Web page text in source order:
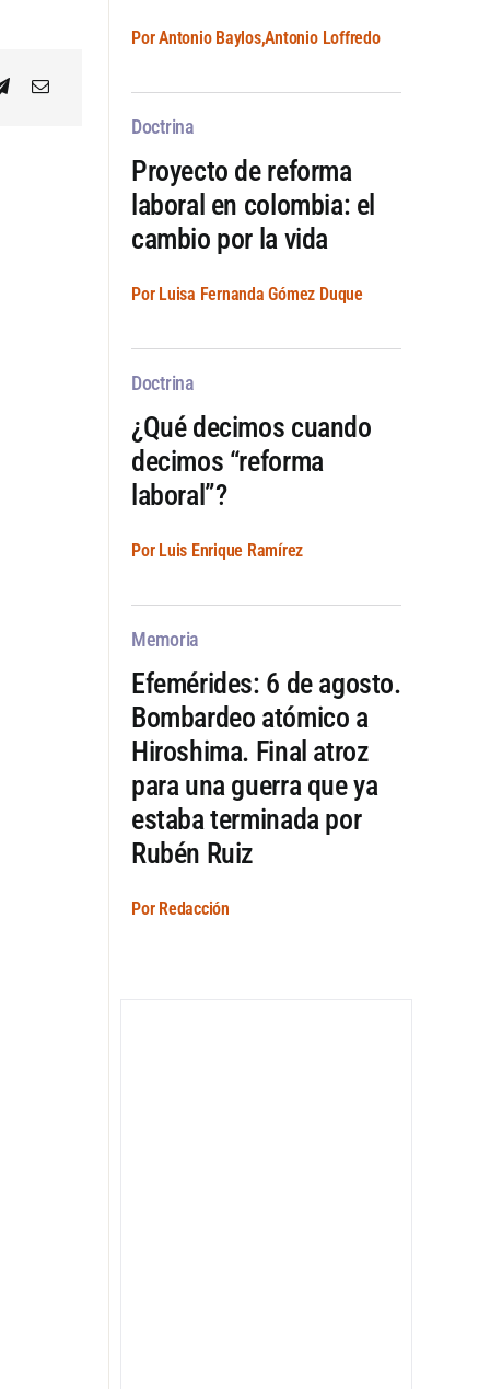
Por Antonio Baylos,Antonio Loffredo
Doctrina
Proyecto de reforma
laboral en colombia: el
cambio por la vida
Por Luisa Fernanda Gómez Duque
Doctrina
¿Qué decimos cuando
decimos “reforma
laboral”?
Por Luis Enrique Ramírez
Memoria
Efemérides: 6 de agosto.
Bombardeo atómico a
Hiroshima. Final atroz
para una guerra que ya
estaba terminada por
Rubén Ruiz
Por Redacción